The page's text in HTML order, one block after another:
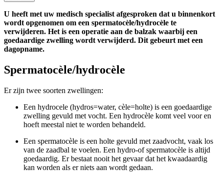
U heeft met uw medisch specialist afgesproken dat u binnenkort
wordt opgenomen om een spermatocèle/hydrocèle te
verwijderen. Het is een operatie aan de balzak waarbij een
goedaardige zwelling wordt verwijderd. Dit gebeurt met een
dagopname.
Spermatocèle/hydrocèle
Er zijn twee soorten zwellingen:
Een hydrocele (hydros=water, cèle=holte) is een goedaardige
zwelling gevuld met vocht. Een hydrocèle komt veel voor en
hoeft meestal niet te worden behandeld.
Een spermatocèle is een holte gevuld met zaadvocht, vaak los
van de zaadbal te voelen. Een hydro-of spermatocèle is altijd
goedaardig. Er bestaat nooit het gevaar dat het kwaadaardig
kan worden als er niets aan wordt gedaan.